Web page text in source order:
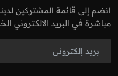
انضم إلى قائمة المشتركين
مباشرة في البريد الالكتروني